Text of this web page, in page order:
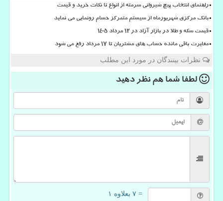
راهنمای انتخاب پیچ شیروانی سرمته از انواع تا نکات خرید و قیمت
بانک مرکزی شهریورماه از سیستم متمرکز حسام رونمایی می نماید
قیمت سکه و طلا در بازار آزاد در ۱۲ مرداد ۱۴۰۵
مغایرت باقی مانده حساب های مشتریان تا 17 مرداد رفع می شود
نظرات بینندگان در مورد این مطلب
لطفا شما همنظر دهید
= ۷ بعلاوه ۱